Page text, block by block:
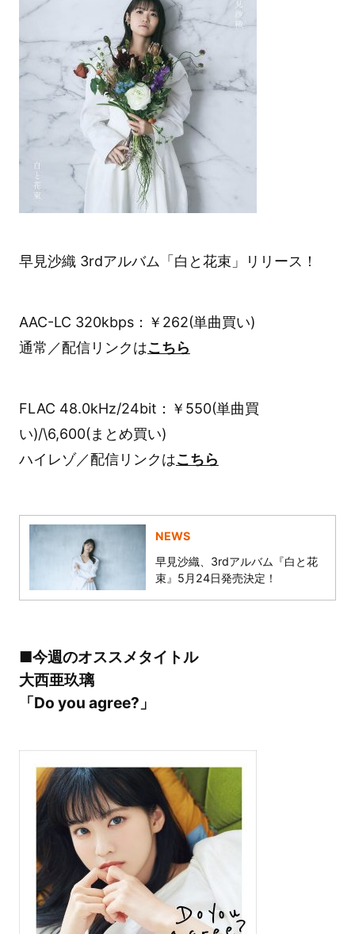
早見沙織 3rdアルバム「白と花束」リリース！
AAC-LC 320kbps：￥262(単曲買い)
通常／配信リンクはこちら
FLAC 48.0kHz/24bit：￥550(単曲買
い)/\6,600(まとめ買い)
ハイレゾ／配信リンクはこちら
NEWS
早見沙織、3rdアルバム『白と花
束』5月24日発売決定！
■今週のオススメタイトル
大西亜玖璃
「Do you agree?」